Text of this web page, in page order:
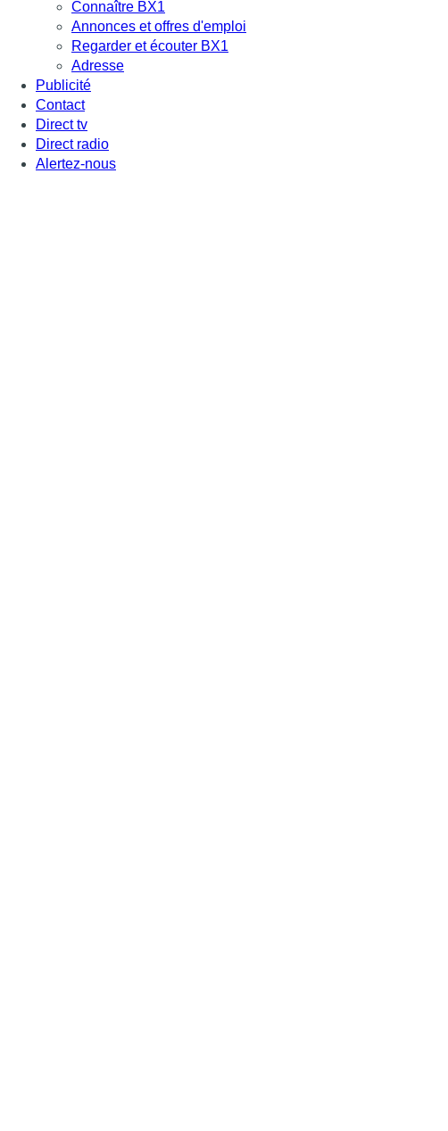
Connaître BX1
Annonces et offres d'emploi
Regarder et écouter BX1
Adresse
Publicité
Contact
Direct tv
Direct radio
Alertez-nous